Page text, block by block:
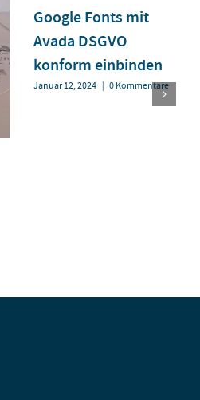
Google Fonts mit
Avada DSGVO
konform einbinden
Januar 12, 2024 | 0 Kommentare